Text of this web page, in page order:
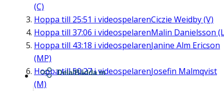
(C)
Hoppa till 25:51 i videospelarenCiczie Weidby (V)
Hoppa till 37:06 i videospelarenMalin Danielsson
Hoppa till 43:18 i videospelarenJanine Alm Ericson
(MP)
Hoppa till50:27i videospelarenJosefin Malmqvist
(M)
Dela/Bädda in